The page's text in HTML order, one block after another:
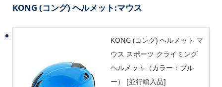
KONG (コング) ヘルメット:マウス
KONG (コング) ヘルメット マ
ウス スポーツ クライミング
ヘルメット（カラー：ブル
ー） [並行輸入品]